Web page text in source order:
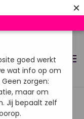
×
gaan
goed werkt
wat info op om
zorgen:
maar om
Jij bepaalt zelf